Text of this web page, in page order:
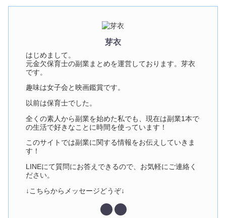
芽衣
はじめまして。
元金欠保育士の副業まとめを運営しております。芽衣
です。
趣味は女子会と映画鑑賞です。
以前は保育士でした。
全くの素人から副業を始めた私でも、現在は副業1本で
の生活で好きなことに時間を使っています！
このサイトでは副業に関する情報をお伝えしていきま
す！
LINEにて質問にお答えできるので、お気軽にご連絡く
ださい。
↓こちらからメッセージどうぞ↓